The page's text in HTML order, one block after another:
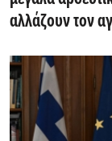
αλλάζουν τον